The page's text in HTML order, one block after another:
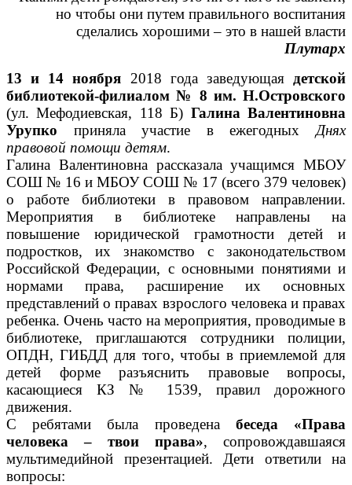
но чтобы они путем правильного воспитания
сделались хорошими – это в нашей власти
Плутарх
13 и 14 ноября 2018 года заведующая детской
библиотекой-филиалом № 8 им. Н.Островского
(ул. Мефодиевская, 118 Б) Галина Валентиновна
Урупко приняла участие в ежегодных Днях
правовой помощи детям.
Галина Валентиновна рассказала учащимся МБОУ
СОШ № 16 и МБОУ СОШ № 17 (всего 379 человек)
о работе библиотеки в правовом направлении.
Мероприятия в библиотеке направлены на
повышение юридической грамотности детей и
подростков, их знакомство с законодательством
Российской Федерации, с основными понятиями и
нормами права, расширение их основных
представлений о правах взрослого человека и правах
ребенка. Очень часто на мероприятия, проводимые в
библиотеке, приглашаются сотрудники полиции,
ОПДН, ГИБДД для того, чтобы в приемлемой для
детей форме разъяснить правовые вопросы,
касающиеся КЗ № 1539, правил дорожного
движения.
С ребятами была проведена беседа «Права
человека – твои права», сопровождавшаяся
мультимедийной презентацией. Дети ответили на
вопросы: